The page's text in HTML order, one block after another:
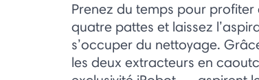
Prenez du temps pour
quatre pattes et laissez
s’occuper du nettoyage.
les deux extracteurs en